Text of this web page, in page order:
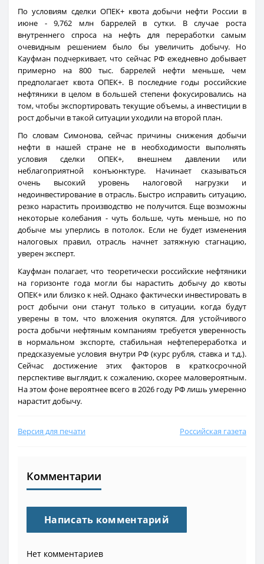
По условиям сделки ОПЕК+ квота добычи нефти России в
июне - 9,762 млн баррелей в сутки. В случае роста
внутреннего спроса на нефть для переработки самым
очевидным решением было бы увеличить добычу. Но
Кауфман подчеркивает, что сейчас РФ ежедневно добывает
примерно на 800 тыс. баррелей нефти меньше, чем
предполагает квота ОПЕК+. В последние годы российские
нефтяники в целом в большей степени фокусировались на
том, чтобы экспортировать текущие объемы, а инвестиции в
рост добычи в такой ситуации уходили на второй план.
По словам Симонова, сейчас причины снижения добычи
нефти в нашей стране не в необходимости выполнять
условия сделки ОПЕК+, внешнем давлении или
неблагоприятной конъюнктуре. Начинает сказываться
очень высокий уровень налоговой нагрузки и
недоинвестирование в отрасль. Быстро исправить ситуацию,
резко нарастить производство не получится. Еще возможны
некоторые колебания - чуть больше, чуть меньше, но по
добыче мы уперлись в потолок. Если не будет изменения
налоговых правил, отрасль начнет затяжную стагнацию,
уверен эксперт.
Кауфман полагает, что теоретически российские нефтяники
на горизонте года могли бы нарастить добычу до квоты
ОПЕК+ или близко к ней. Однако фактически инвестировать в
рост добычи они станут только в ситуации, когда будут
уверены в том, что вложения окупятся. Для устойчивого
роста добычи нефтяным компаниям требуется уверенность
в нормальном экспорте, стабильная нефтепереработка и
предсказуемые условия внутри РФ (курс рубля, ставка и т.д.).
Сейчас достижение этих факторов в краткосрочной
перспективе выглядит, к сожалению, скорее маловероятным.
На этом фоне вероятнее всего в 2026 году РФ лишь умеренно
нарастит добычу.
Версия для печати Российская газета
Комментарии
Написать комментарий
Нет комментариев